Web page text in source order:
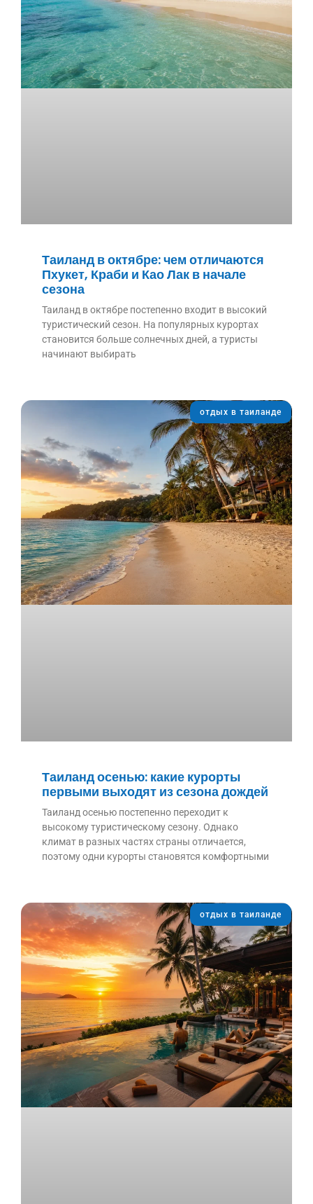
Таиланд в октябре: чем отличаются
Пхукет, Краби и Као Лак в начале
сезона
Таиланд в октябре постепенно входит в высокий
туристический сезон. На популярных курортах
становится больше солнечных дней, а туристы
начинают выбирать
отдых в таиланде
Таиланд осенью: какие курорты
первыми выходят из сезона дождей
Таиланд осенью постепенно переходит к
высокому туристическому сезону. Однако
климат в разных частях страны отличается,
поэтому одни курорты становятся комфортными
отдых в таиланде